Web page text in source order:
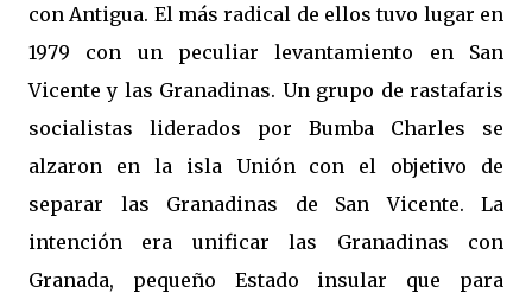
con Antigua. El más radical de ellos tuvo lugar en
1979 con un peculiar levantamiento en San
Vicente y las Granadinas. Un grupo de rastafaris
socialistas liderados por Bumba Charles se
alzaron en la isla Unión con el objetivo de
separar las Granadinas de San Vicente. La
intención era unificar las Granadinas con
Granada, pequeño Estado insular que para